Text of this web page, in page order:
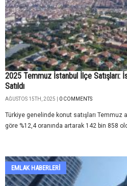
2025 Temmuz İstanbul İlçe Satışları:
Satıldı
AĞUSTOS 15TH, 2025 | 0 COMMENTS
Türkiye genelinde konut satışları Temmuz
göre %12,4 oranında artarak 142 bin 858
EMLAK HABERLERI